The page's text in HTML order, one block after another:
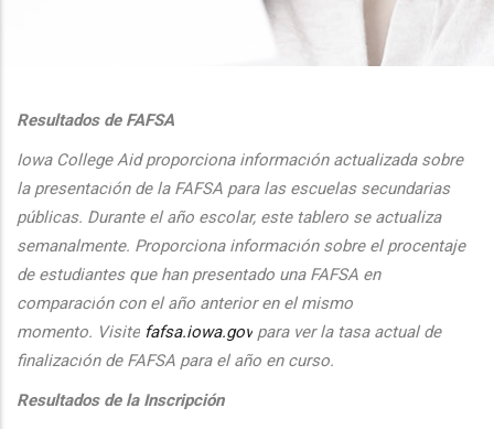
Resultados de FAFSA
Iowa College Aid proporciona información actualizada sobre
la presentación de la FAFSA para las escuelas secundarias
públicas. Durante el año escolar, este tablero se actualiza
semanalmente. Proporciona información sobre el procentaje
de estudiantes que han presentado una FAFSA en
comparación con el año anterior en el mismo
momento. Visite fafsa.iowa.gov para ver la tasa actual de
finalización de FAFSA para el año en curso.
Resultados de la Inscripción